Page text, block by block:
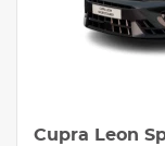
bezpečnostními
Cupra Leon